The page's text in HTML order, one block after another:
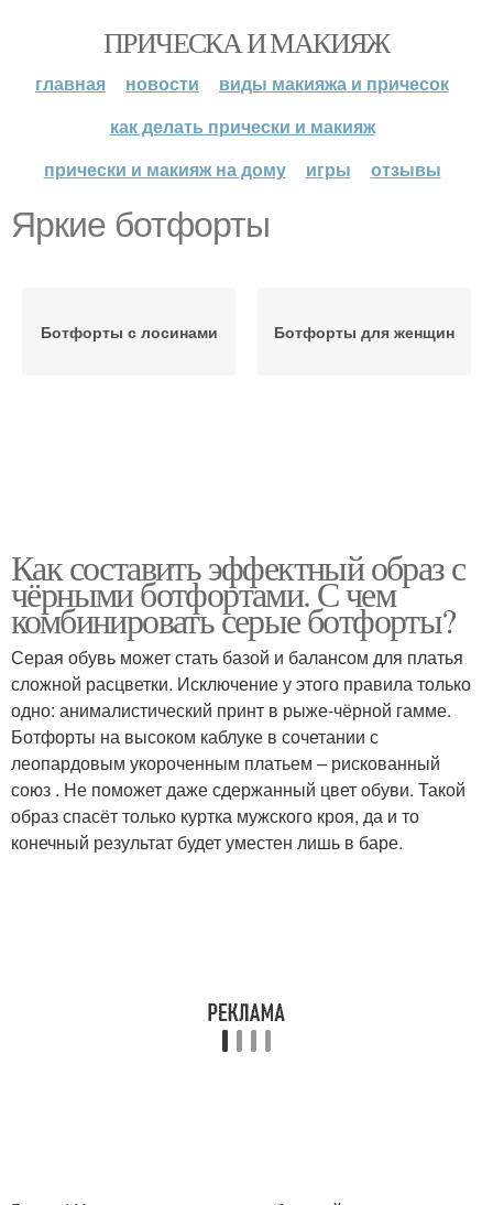
ПРИЧЕСКА И МАКИЯЖ
главная новости
виды макияжа и причесок
как делать прически и макияж
прически и макияж на дому
игры отзывы
Яркие ботфорты
Ботфорты с лосинами Ботфорты для женщин
Как составить эффектный образ с
чёрными ботфортами. С чем
комбинировать серые ботфорты?
Серая обувь может стать базой и балансом для платья
сложной расцветки. Исключение у этого правила только
одно: анималистический принт в рыже-чёрной гамме.
Ботфорты на высоком каблуке в сочетании с
леопардовым укороченным платьем – рискованный
союз . Не поможет даже сдержанный цвет обуви. Такой
образ спасёт только куртка мужского кроя, да и то
конечный результат будет уместен лишь в баре.